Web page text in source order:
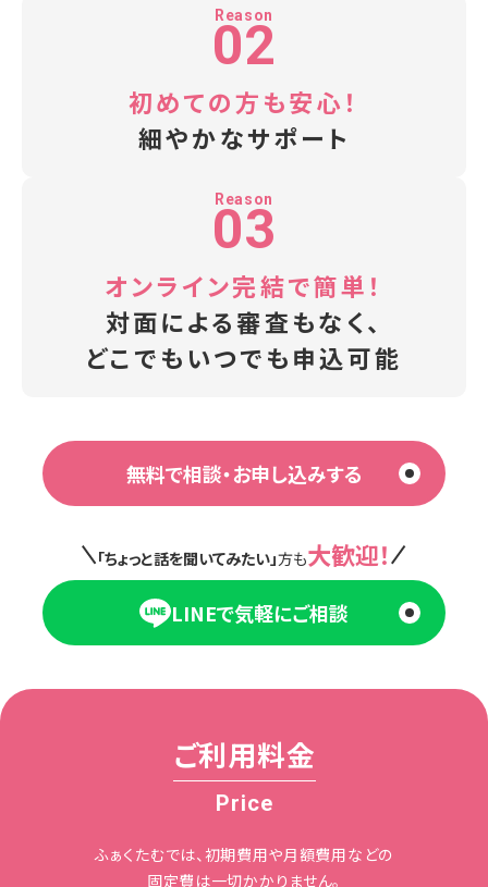
Reason
02
初めての方も安心！
細やかなサポート
Reason
03
オンライン完結で簡単！
対面による審査もなく、
どこでもいつでも申込可能
無料で相談・お申し込みする
「ちょっと話を聞いてみたい」方も大歓迎！
LINEで気軽にご相談
ご利用料金
Price
ふぁくたむでは、初期費用や月額費用などの
固定費は一切かかりません。